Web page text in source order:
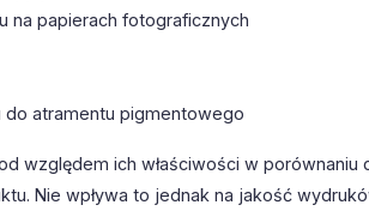
na papierach fotograficznych
do atramentu pigmentowego
względem ich właściwości w porównaniu
Nie wpływa to jednak na jakość